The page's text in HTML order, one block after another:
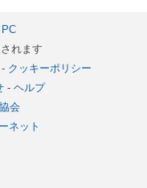
PC
れます
- クッキーポリシー
- ヘルプ
会
ネット